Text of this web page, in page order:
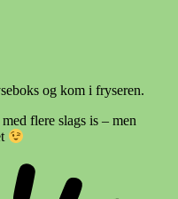
og kom i fryseren.
flere slags is – men